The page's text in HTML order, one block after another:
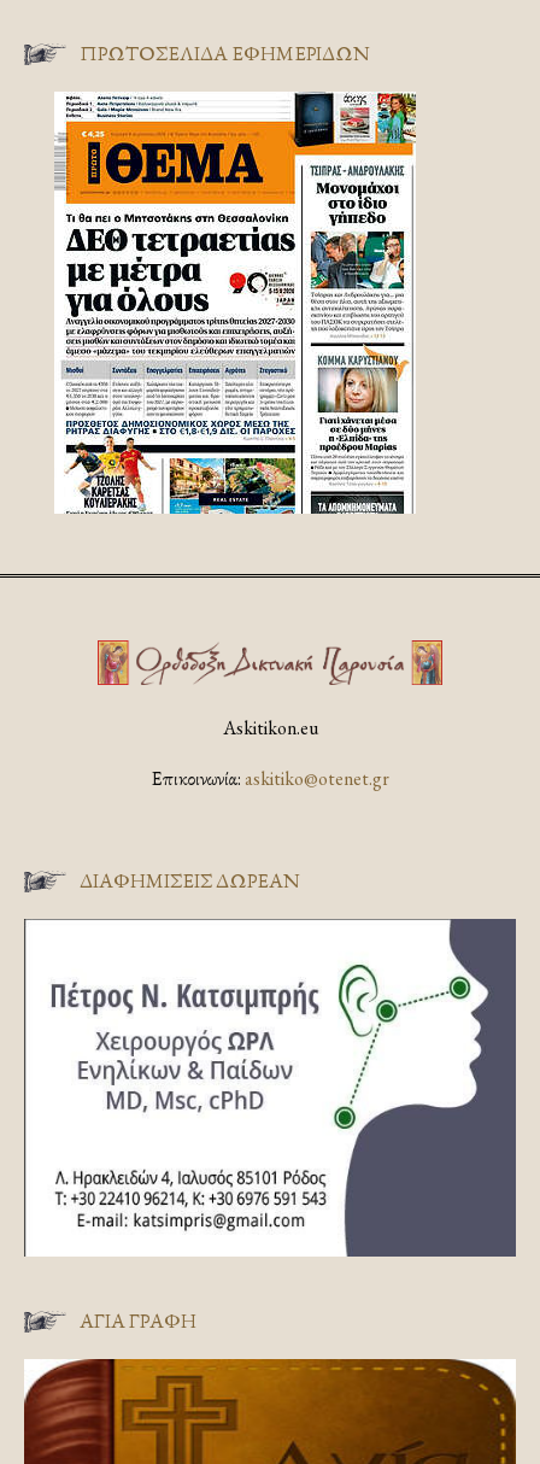
ΠΡΩΤΟΣΈΛΙΔΑ ΕΦΗΜΕΡΊΔΩΝ
Askitikon.eu
Επικοινωνία:askitiko@otenet.gr
ΔΙΑΦΗΜΊΣΕΙΣ ΔΩΡΕΆΝ
ΑΓΊΑ ΓΡΑΦΉ